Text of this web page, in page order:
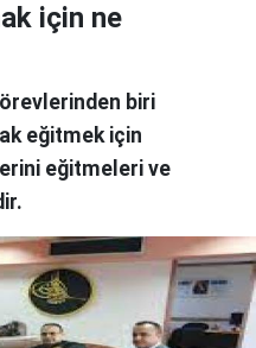
için ne
biri
eğitmek için
eğitmeleri ve